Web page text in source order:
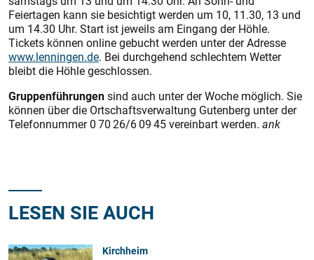
Feiertagen kann sie besichtigt werden um 10, 11.30, 13 und
um 14.30 Uhr. Start ist jeweils am Eingang der Höhle.
Tickets können online gebucht werden unter der Adresse
www.lenningen.de. Bei durchgehend schlechtem Wetter
bleibt die Höhle geschlossen.
Gruppenführungensind auch unter der Woche möglich. Sie
können über die Ortschaftsverwaltung Gutenberg unter der
Telefonnummer 0 70 26/6 09 45 vereinbart werden. ank
LESEN SIE AUCH
Kirchheim